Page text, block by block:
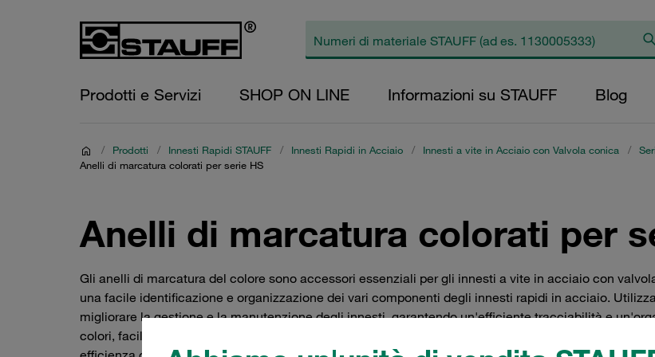
Prodotti e Servizi SHOP ON LINE Informazioni su STAUFF Blog
/ Prodotti / Innesti Rapidi STAUFF / Innesti Rapidi in Acciaio / Innesti a vite in Acciaio con Valvola conica /
Anelli di marcatura colorati per serie HS
Anelli di marcatura colorati per
Gli anelli di marcatura del colore sono accessori essenziali per gli innesti a vite in acciaio con
una facile identificazione e organizzazione dei vari componenti degli innesti rapidi in acciaio.
migliorare la gestione e la manutenzione degli innesti, garantendo un'efficiente tracciabilità e
colori, facilitando così la codifica e la distinzione tra diversi tipi di innesti. Ideali per l'uso in